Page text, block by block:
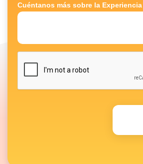
Cuéntanos más sobre la